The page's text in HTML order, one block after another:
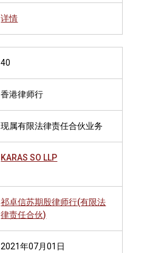
详情
40
香港律师行
现属有限法律责任合伙业务
KARAS SO LLP
祁卓信苏期殷律师行(有限法
律责任合伙)
2021年07月01日